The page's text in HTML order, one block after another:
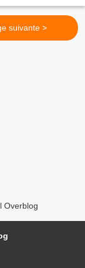
suivante >
Overblog